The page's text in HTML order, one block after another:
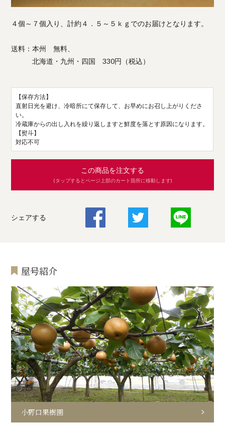
４個～７個入り、計約４．５～５ｋｇでのお届けとなります。
送料：本州 無料、
北海道・九州・四国 330円（税込）
【保存方法】
直射日光を避け、冷暗所にて保存して、お早めにお召し上がりくださ
い。
冷蔵庫からの出し入れを繰り返しますと鮮度を落とす原因になります。
【熨斗】
対応不可
この商品を注文する
(タップするとページ上部のカート箇所に移動します)
シェアする
屋号紹介
小野口果樹園